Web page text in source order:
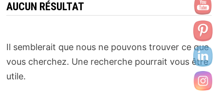
AUCUN RÉSULTAT
Il semblerait que nous ne pouvons trouver ce que
vous cherchez. Une recherche pourrait vous être
utile.